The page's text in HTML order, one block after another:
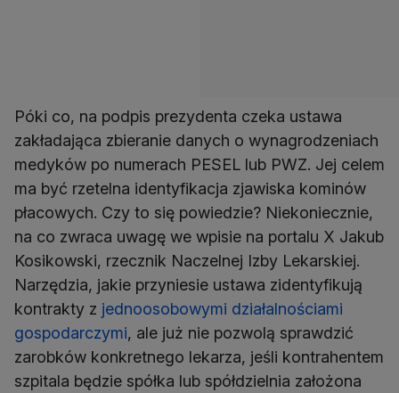
Póki co, na podpis prezydenta czeka ustawa
zakładająca zbieranie danych o wynagrodzeniach
medyków po numerach PESEL lub PWZ. Jej celem
ma być rzetelna identyfikacja zjawiska kominów
płacowych. Czy to się powiedzie? Niekoniecznie,
na co zwraca uwagę we wpisie na portalu X Jakub
Kosikowski, rzecznik Naczelnej Izby Lekarskiej.
Narzędzia, jakie przyniesie ustawa zidentyfikują
kontrakty z jednoosobowymi działalnościami
gospodarczymi, ale już nie pozwolą sprawdzić
zarobków konkretnego lekarza, jeśli kontrahentem
szpitala będzie spółka lub spółdzielnia założona